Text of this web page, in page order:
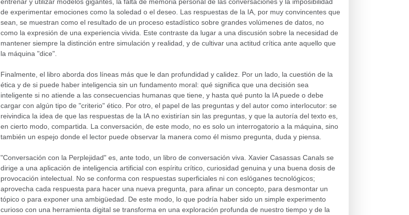
de experimentar emociones como la soledad o el deseo. Las respuestas de la IA, por muy convincentes que
sean, se muestran como el resultado de un proceso estadístico sobre grandes volúmenes de datos, no
como la expresión de una experiencia vivida. Este contraste da lugar a una discusión sobre la necesidad de
mantener siempre la distinción entre simulación y realidad, y de cultivar una actitud crítica ante aquello que
la máquina "dice".
Finalmente, el libro aborda dos líneas más que le dan profundidad y calidez. Por un lado, la cuestión de la
ética y de si puede haber inteligencia sin un fundamento moral: qué significa que una decisión sea
inteligente si no atiende a las consecuencias humanas que tiene, y hasta qué punto la IA puede o debe
cargar con algún tipo de "criterio" ético. Por otro, el papel de las preguntas y del autor como interlocutor: se
reivindica la idea de que las respuestas de la IA no existirían sin las preguntas, y que la autoría del texto es,
en cierto modo, compartida. La conversación, de este modo, no es solo un interrogatorio a la máquina, sino
también un espejo donde el lector puede observar la manera como él mismo pregunta, duda y piensa.
"Conversación con la Perplejidad" es, ante todo, un libro de conversación viva. Xavier Casassas Canals se
dirige a una aplicación de inteligencia artificial con espíritu crítico, curiosidad genuina y una buena dosis de
provocación intelectual. No se conforma con respuestas superficiales ni con eslóganes tecnológicos;
aprovecha cada respuesta para hacer una nueva pregunta, para afinar un concepto, para desmontar un
tópico o para exponer una ambigüedad. De este modo, lo que podría haber sido un simple experimento
curioso con una herramienta digital se transforma en una exploración profunda de nuestro tiempo y de la